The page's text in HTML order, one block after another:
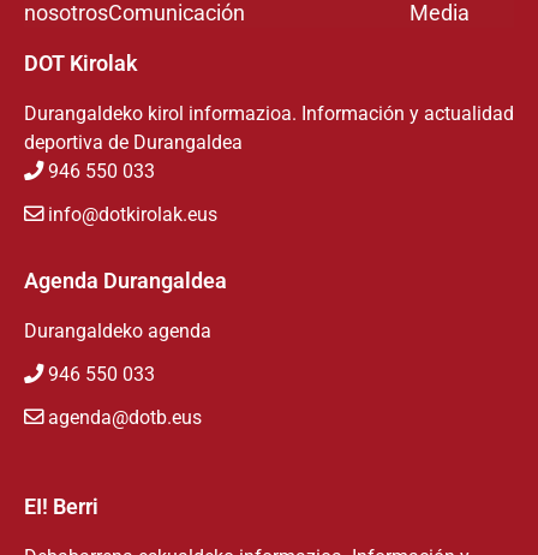
nosotrosComunicación
Media
DOT Kirolak
Durangaldeko kirol informazioa. Información y actualidad
deportiva de Durangaldea
946 550 033
info@dotkirolak.eus
Agenda Durangaldea
Durangaldeko agenda
946 550 033
agenda@dotb.eus
EI! Berri